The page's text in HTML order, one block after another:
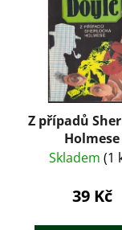
Z případů
Holmese
Skladem (1
39 Kč